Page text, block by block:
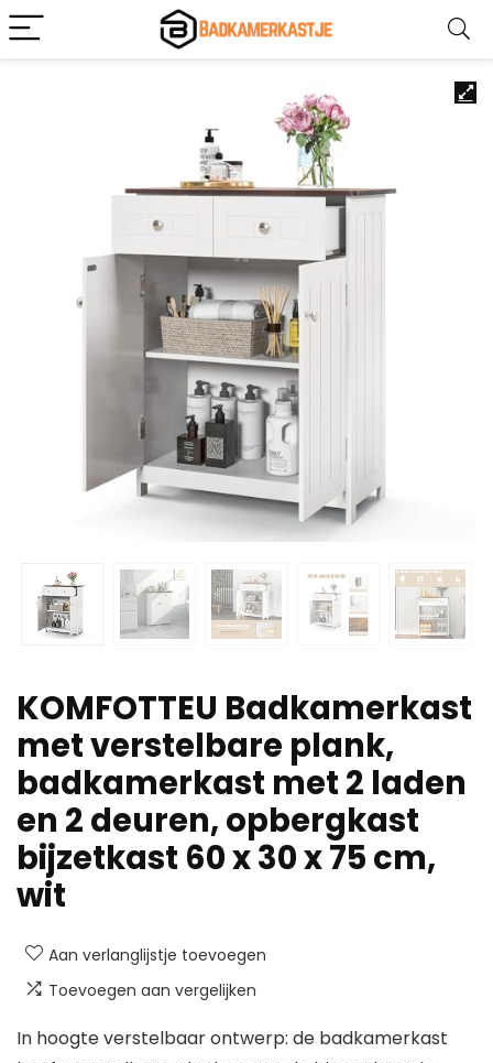
KOMFOTTEU Badkamerkast
met verstelbare plank,
badkamerkast met 2 laden
en 2 deuren, opbergkast
bijzetkast 60 x 30 x 75 cm,
wit
Aan verlanglijstje toevoegen
Toevoegen aan vergelijken
In hoogte verstelbaar ontwerp: de badkamerkast